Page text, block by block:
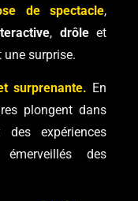
de spectacle,
, drôleet
surprise.
surprenante. En
plongent dans
expériences
des